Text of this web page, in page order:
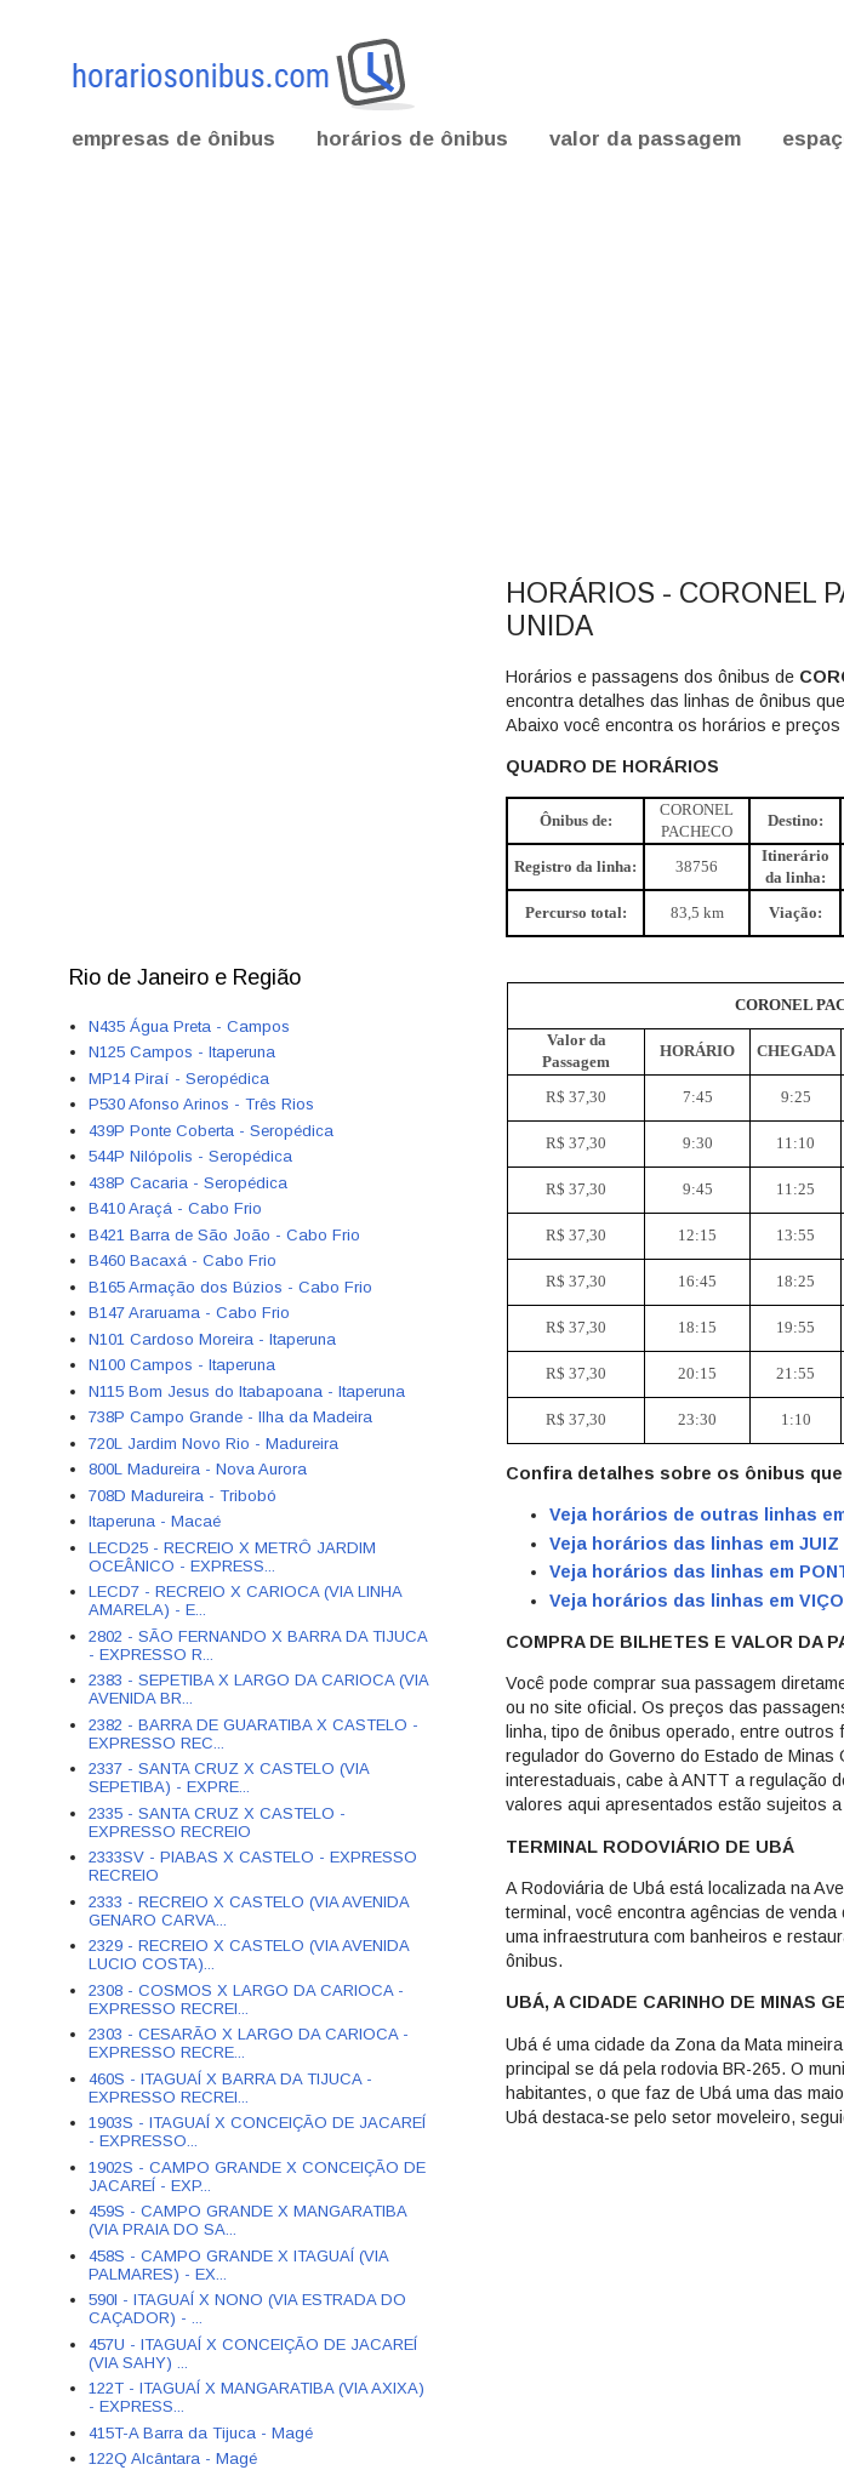
empresas de ônibus horários de ônibus valor da passagem
HORÁRIOS - CORONEL
UNIDA
Horários e passagens dos ônibus de
encontra detalhes das linhas de ônibus
Abaixo você encontra os horários e
QUADRO DE HORÁRIOS
Ônibus de:
CORONEL
PACHECO
Destino:
Registro da linha: 38756
Itinerário
da linha:
Percurso total:
83,5 km Viação:
CORONEL
Valor da
Passagem
HORÁRIO CHEGADA
R$ 37,30 7:45 9:25
R$ 37,30 9:30 11:10
R$ 37,30 9:45 11:25
R$ 37,30 12:15 13:55
R$ 37,30 16:45 18:25
R$ 37,30 18:15 19:55
R$ 37,30 20:15 21:55
R$ 37,30 23:30 1:10
Confira detalhes sobre os ônibus
Veja horários de outras linhas
Veja horários das linhas em JUIZ
Veja horários das linhas em
Veja horários das linhas em
COMPRA DE BILHETES E VALOR DA
Você pode comprar sua passagem
ou no site oficial. Os preços das
linha, tipo de ônibus operado, entre
regulador do Governo do Estado de
interestaduais, cabe à ANTT a regulação
valores aqui apresentados estão sujeitos
TERMINAL RODOVIÁRIO DE UBÁ
A Rodoviária de Ubá está localizada na
terminal, você encontra agências de
uma infraestrutura com banheiros e
ônibus.
UBÁ, A CIDADE CARINHO DE MINAS
Ubá é uma cidade da Zona da Mata
principal se dá pela rodovia BR-265. O
habitantes, o que faz de Ubá uma das
Ubá destaca-se pelo setor moveleiro,
Rio de Janeiro e Região
N435 Água Preta - Campos
N125 Campos - Itaperuna
MP14 Piraí - Seropédica
P530 Afonso Arinos - Três Rios
439P Ponte Coberta - Seropédica
544P Nilópolis - Seropédica
438P Cacaria - Seropédica
B410 Araçá - Cabo Frio
B421 Barra de São João - Cabo Frio
B460 Bacaxá - Cabo Frio
B165 Armação dos Búzios - Cabo Frio
B147 Araruama - Cabo Frio
N101 Cardoso Moreira - Itaperuna
N100 Campos - Itaperuna
N115 Bom Jesus do Itabapoana - Itaperuna
738P Campo Grande - Ilha da Madeira
720L Jardim Novo Rio - Madureira
800L Madureira - Nova Aurora
708D Madureira - Tribobó
Itaperuna - Macaé
LECD25 - RECREIO X METRÔ JARDIM
OCEÂNICO - EXPRESS...
LECD7 - RECREIO X CARIOCA (VIA LINHA
AMARELA) - E...
2802 - SÃO FERNANDO X BARRA DA TIJUCA
- EXPRESSO R...
2383 - SEPETIBA X LARGO DA CARIOCA (VIA
AVENIDA BR...
2382 - BARRA DE GUARATIBA X CASTELO -
EXPRESSO REC...
2337 - SANTA CRUZ X CASTELO (VIA
SEPETIBA) - EXPRE...
2335 - SANTA CRUZ X CASTELO -
EXPRESSO RECREIO
2333SV - PIABAS X CASTELO - EXPRESSO
RECREIO
2333 - RECREIO X CASTELO (VIA AVENIDA
GENARO CARVA...
2329 - RECREIO X CASTELO (VIA AVENIDA
LUCIO COSTA)...
2308 - COSMOS X LARGO DA CARIOCA -
EXPRESSO RECREI...
2303 - CESARÃO X LARGO DA CARIOCA -
EXPRESSO RECRE...
460S - ITAGUAÍ X BARRA DA TIJUCA -
EXPRESSO RECREI...
1903S - ITAGUAÍ X CONCEIÇÃO DE JACAREÍ
- EXPRESSO...
1902S - CAMPO GRANDE X CONCEIÇÃO DE
JACAREÍ - EXP...
459S - CAMPO GRANDE X MANGARATIBA
(VIA PRAIA DO SA...
458S - CAMPO GRANDE X ITAGUAÍ (VIA
PALMARES) - EX...
590I - ITAGUAÍ X NONO (VIA ESTRADA DO
CAÇADOR) - ...
457U - ITAGUAÍ X CONCEIÇÃO DE JACAREÍ
(VIA SAHY) ...
122T - ITAGUAÍ X MANGARATIBA (VIA AXIXA)
- EXPRESS...
415T-A Barra da Tijuca - Magé
122Q Alcântara - Magé